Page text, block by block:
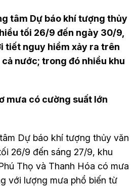
tâm Dự báo khí tượng thủy
tối 26/9 đến ngày 30/9,
tiết nguy hiểm xảy ra trên
nước; trong đó nhiều khu
mưa có cường suất lớn
Dự báo khí tượng thủy văn
26/9 đến sáng 27/9, khu
Thọ và Thanh Hóa có mưa
với lượng mưa phổ biến từ